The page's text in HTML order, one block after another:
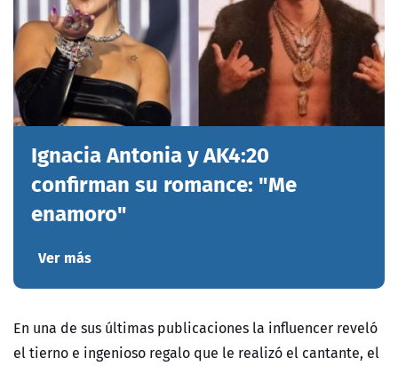
Ignacia Antonia y AK4:20
confirman su romance: "Me
enamoro"
Ver más
En una de sus últimas publicaciones la influencer reveló
el tierno e ingenioso regalo que le realizó el cantante, el